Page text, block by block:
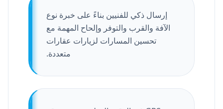
إرسال ذكي للفنيين بناءً على خبرة نوع
الآفة والقرب والتوفر وإلحاح المهمة مع
تحسين المسارات لزيارات عقارات
متعددة.